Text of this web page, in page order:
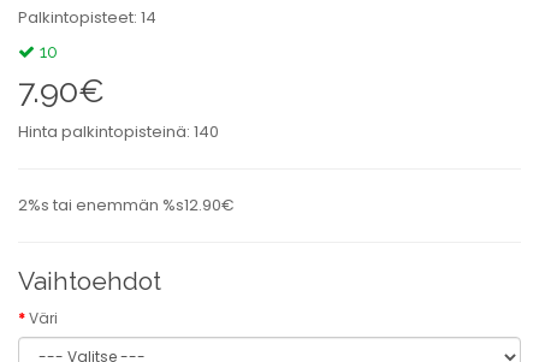
Palkintopisteet: 14
10
7.90€
Hinta palkintopisteinä: 140
2%s tai enemmän %s12.90€
Vaihtoehdot
Väri